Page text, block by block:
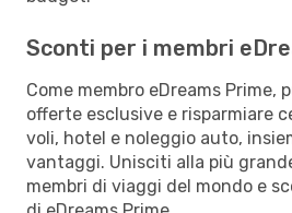
Sconti per i membri
Come membro eDreams Prime,
offerte esclusive e risparmiare
voli, hotel e noleggio auto,
vantaggi. Unisciti alla più
membri di viaggi del mondo e